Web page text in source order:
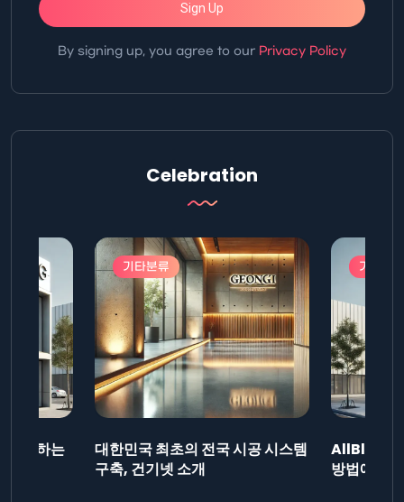
Sign Up
By signing up, you agree to our Privacy Policy
Celebration
제출하는
기타분류
대한민국 최초의 전국 시공 시스템
구축, 건기넷 소개
기타분
AllBlog에
방법에 대